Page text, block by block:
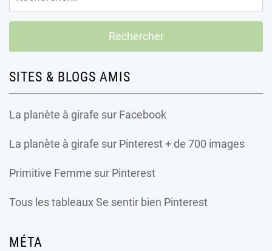
SITES & BLOGS AMIS
La planète à girafe sur Facebook
La planète à girafe sur Pinterest + de 700 images
Primitive Femme sur Pinterest
Tous les tableaux Se sentir bien Pinterest
MÉTA